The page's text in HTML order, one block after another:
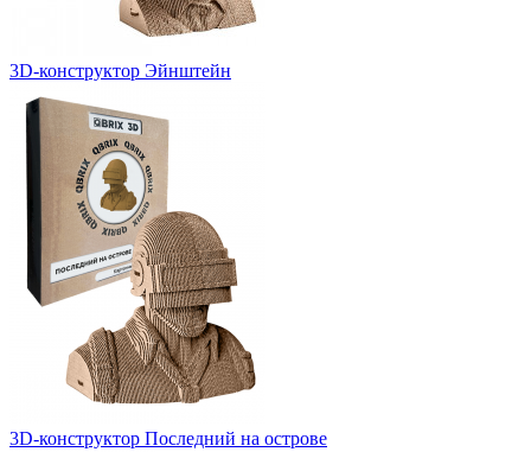
3D-конструктор Эйнштейн
3D-конструктор Последний на острове